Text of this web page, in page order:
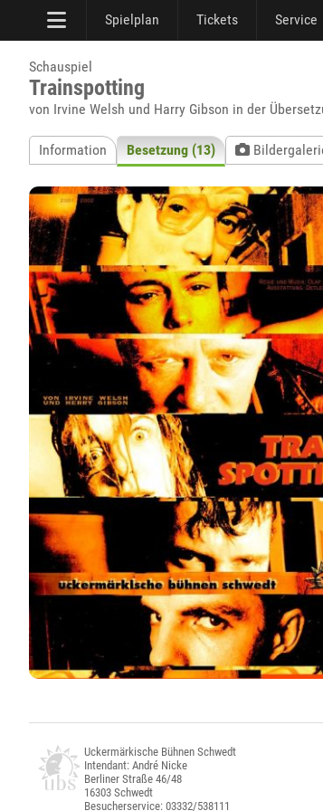
Spielplan Tickets Service
Schauspiel
Trainspotting
von Irvine Welsh und Harry Gibson in der
Information Besetzung (13)
Uckermärkische Bühnen Schwedt
Intendant: André Nicke
Berliner Straße 46/48
16303 Schwedt
Besucherservice: 03332/538111